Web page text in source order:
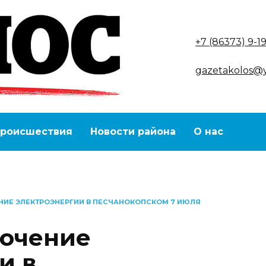
+7 (86373) 9-
Новости района О нас
ЭЛЕКТРОЭНЕРГИИ В ПЕСЧАНОКОПСКОМ 7 ИЮЛЯ